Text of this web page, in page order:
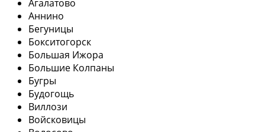
Агалатово
Аннино
Бегуницы
Бокситогорск
Большая Ижора
Большие Колпаны
Бугры
Будогощь
Виллози
Войсковицы